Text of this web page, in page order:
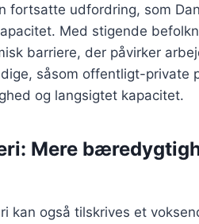
fortsatte udfordring, som
Med stigende
barriere, der påvirker
såsom offentligt-private
og langsigtet kapacitet.
Mere
kan også tilskrives et